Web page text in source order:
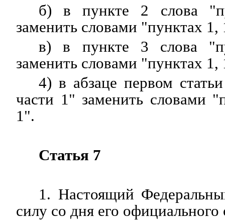
б) в пункте 2 слова
заменить словами "пунктах 1,
в) в пункте 3 слова
заменить словами "пунктах 1,
4) в абзаце первом
части 1" заменить словами
1".
Статья 7
1. Настоящий
силу со дня его